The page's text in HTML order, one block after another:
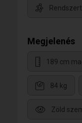
Megjelenés
189 cm
84 kg
Zöld